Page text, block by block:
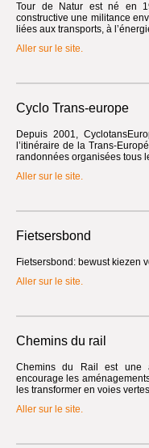
Tour de Natur est né en
constructive une militance
liées aux transports, à
Aller sur le site.
Cyclo Trans-europe
Depuis 2001,
l’itinéraire de la Trans-
randonnées organisées tous
Aller sur le site.
Fietsersbond
Fietsersbond: bewust kiezen
Aller sur le site.
Chemins du rail
Chemins du Rail est une
encourage les
les transformer en voies
Aller sur le site.